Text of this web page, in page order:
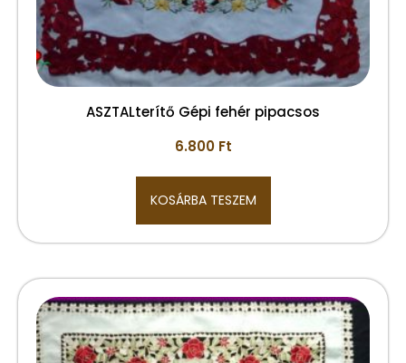
ASZTALterítő Gépi fehér pipacsos
6.800 Ft
KOSÁRBA TESZEM